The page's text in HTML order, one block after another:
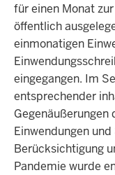
für einen Monat
öffentlich
einmonatigen
eingegangen. Im
entsprechender
Gegenäußerungen
Einwendungen
Berücksichtigung
Pandemie wurde